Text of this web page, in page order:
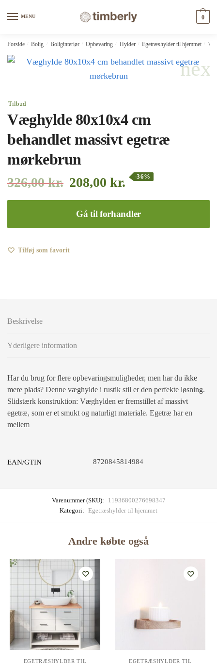
MENU 0
Forside Bolig Boliginteriør Opbevaring Hylder Egetræshylder til hjemmet
Tilbud
Væghylde 80x10x4 cm
behandlet massivt egetræ
mørkebrun
326,00kr. 208,00 kr. -36%
Gå til forhandler
Tilføj som favorit
Beskrivelse
Yderligere information
Har du brug for flere opbevaringsmuligheder, men har du ikke
mere plads? Denne væghylde i rustik stil er den perfekte løsning.
Slidstærk konstruktion: Væghylden er fremstillet af massivt
egetræ, som er et smukt og naturligt materiale. Egetræ har en
mellem
EAN/GTIN 8720845814984
Varenummer (SKU):
11936800276698347
Kategori: Egetræshylder til hjemmet
Andre købte også
EGETRÆSHYLDER TIL
EGETRÆSHYLDER TIL